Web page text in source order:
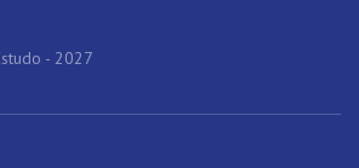
- 2027